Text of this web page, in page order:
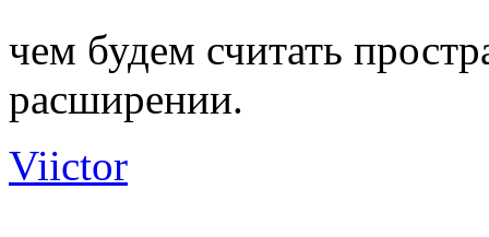
чем будем считать
расширении.
Viictor